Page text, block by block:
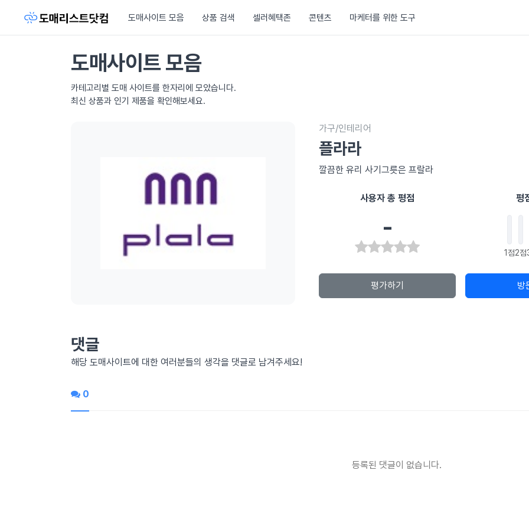
도매사이트 모음 상품 검색 셀러혜택존 콘텐츠 마케터를 위한 도구
도매사이트 모음
카테고리별 도매 사이트를 한자리에 모았습니다.
최신 상품과 인기 제품을 확인해보세요.
가구/인테리어
플라라
깔끔한 유리 사기그릇은 프랄라
사용자 총 평점
-
평
1점2점
평가하기 방
댓글
해당 도매사이트에 대한 여러분들의 생각을 댓글로 남겨주세요!
0
등록된 댓글이 없습니다.